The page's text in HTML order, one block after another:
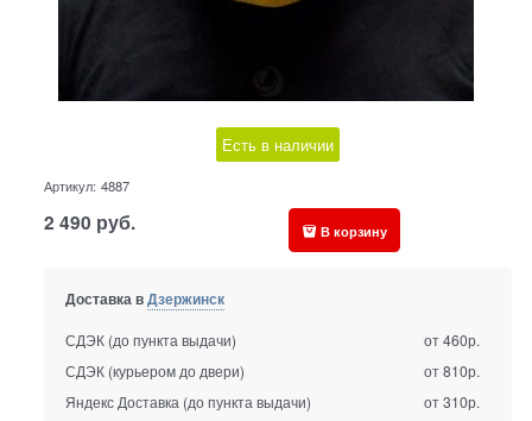
Есть в наличии
Артикул: 4887
2 490 руб. В корзину
Доставка вДзержинск
СДЭК (до пункта выдачи)
от 460р.
СДЭК (курьером до двери)
от 810р.
Яндекс Доставка (до пункта выдачи)
от 310р.